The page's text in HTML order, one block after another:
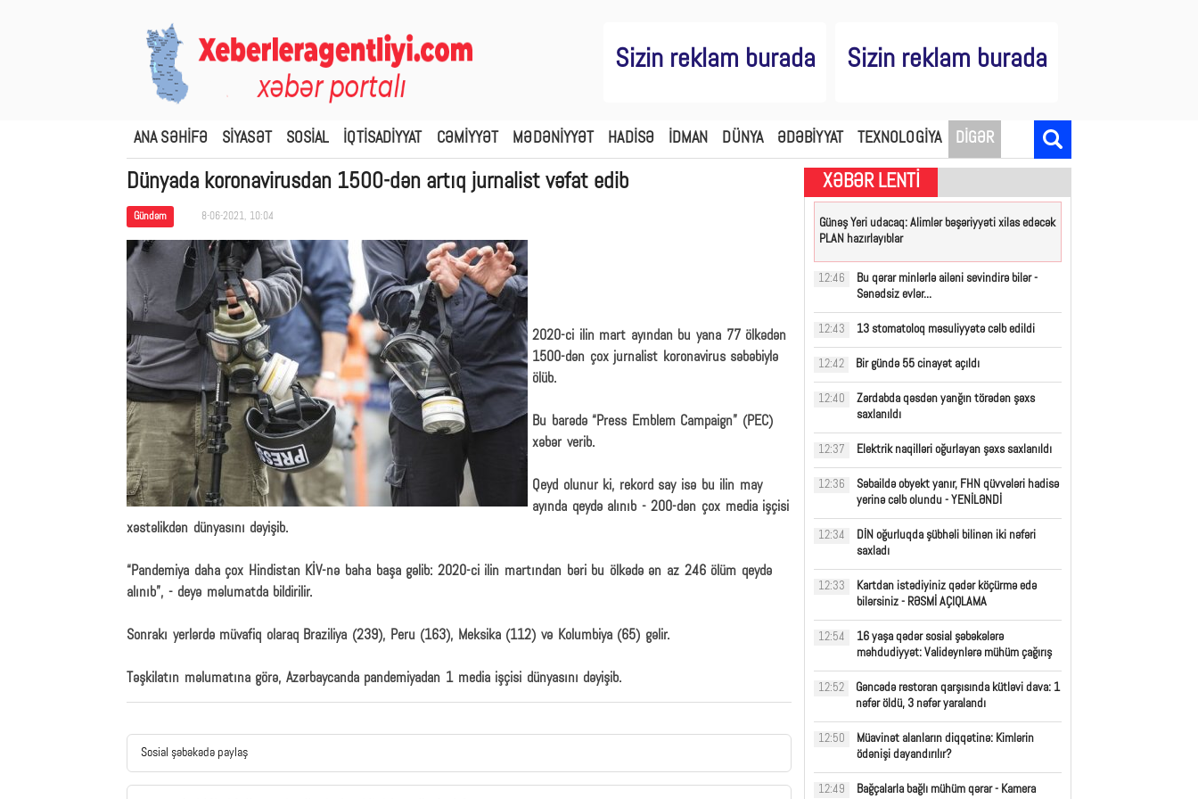
Sizin reklam burada Sizin reklam burada
ANA SƏHİFƏ SİYASƏT SOSİAL İQTİSADİYYAT CƏMİYYƏT MƏDƏNİYYƏT HADİSƏ İDMAN DÜNYA ƏDƏBİYYAT TEXNOLOGİYA DİGƏR
Dünyada koronavirusdan 1500-dən artıq jurnalist vəfat edib
Gündəm 8-06-2021, 10:04
2020-ci ilin mart ayından bu yana 77 ölkədən
1500-dən çox jurnalist koronavirus səbəbiylə
ölüb.
Bu barədə “Press Emblem Campaign” (PEC)
xəbər verib.
Qeyd olunur ki, rekord say isə bu ilin may
ayında qeydə alınıb - 200-dən çox media işçisi
xəstəlikdən dünyasını dəyişib.
“Pandemiya daha çox Hindistan KİV-nə baha başa gəlib: 2020-ci ilin martından bəri bu ölkədə ən az 246 ölüm qeydə
alınıb”, - deyə məlumatda bildirilir.
Sonrakı yerlərdə müvafiq olaraq Braziliya (239), Peru (163), Meksika (112) və Kolumbiya (65) gəlir.
Təşkilatın məlumatına görə, Azərbaycanda pandemiyadan 1 media işçisi dünyasını dəyişib.
Sosial şəbəkədə paylaş
XƏBƏR LENTİ
Günəş Yeri udacaq: Alimlər bəşəriyyəti xilas edəcək
PLAN hazırlayıblar
12:46
Bu qərar minlərlə ailəni sevindirə bilər -
Sənədsiz evlər...
12:43 13 stomatoloq məsuliyyətə cəlb edildi
12:42 Bir gündə 55 cinayət açıldı
12:40
Zərdabda qəsdən yanğın törədən şəxs
saxlanıldı
12:37 Elektrik naqilləri oğurlayan şəxs saxlanıldı
12:36
Səbaildə obyekt yanır, FHN qüvvələri hadisə
yerinə cəlb olundu - YENİLƏNDİ
12:34
DİN oğurluqda şübhəli bilinən iki nəfəri
saxladı
12:33
Kartdan istədiyiniz qədər köçürmə edə
bilərsiniz - RƏSMİ AÇIQLAMA
12:54
16 yaşa qədər sosial şəbəkələrə
məhdudiyyət: Valideynlərə mühüm çağırış
12:52
Gəncədə restoran qarşısında kütləvi dava: 1
nəfər öldü, 3 nəfər yaralandı
12:50
Müavinət alanların diqqətinə: Kimlərin
ödənişi dayandırılır?
12:49
Bağçalarla bağlı mühüm qərar - Kamera